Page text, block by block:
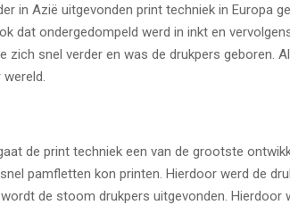
in Azië uitgevonden print techniek in Europa
dat ondergedompeld werd in inkt en
zich snel verder en was de drukpers geboren.
de print techniek een van de grootste
pamfletten kon printen. Hierdoor werd de
de stoom drukpers uitgevonden. Hierdoor